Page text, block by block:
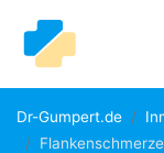
Dr-Gumpert.de